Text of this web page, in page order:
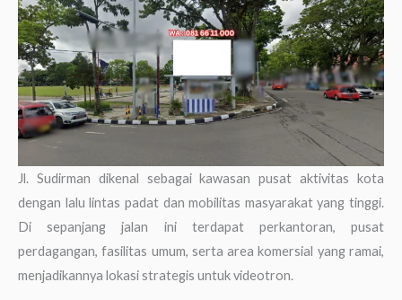
Jl. Sudirman dikenal sebagai kawasan pusat aktivitas kota
dengan lalu lintas padat dan mobilitas masyarakat yang tinggi.
Di sepanjang jalan ini terdapat perkantoran, pusat
perdagangan, fasilitas umum, serta area komersial yang ramai,
menjadikannya lokasi strategis untuk videotron.